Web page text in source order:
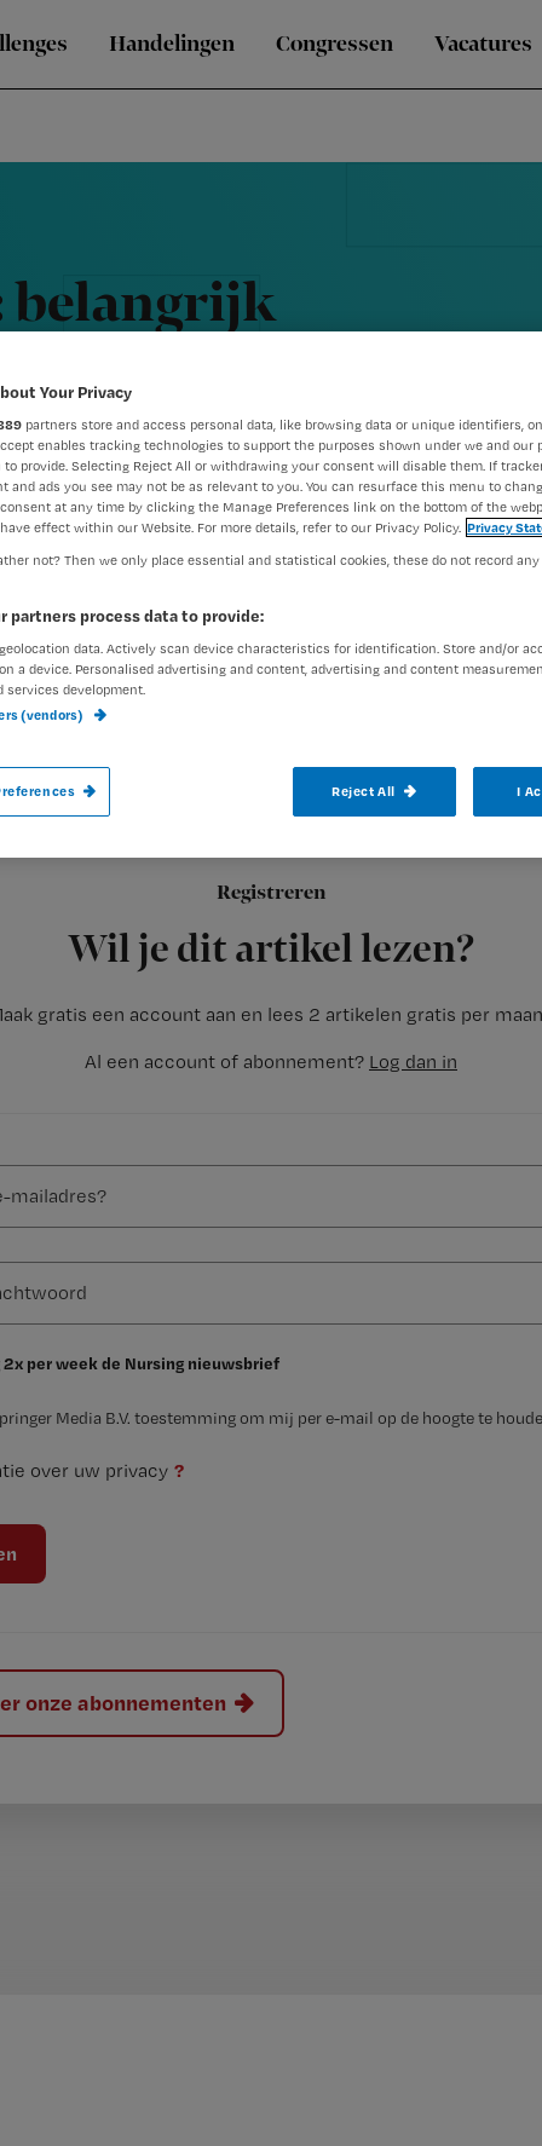
Handelingen Congressen Vacatures
belangrijk
Registreren
Wil je dit artikel lezen?
gratis een account aan en lees 2 artikelen gratis per
Al een account of abonnement? Log dan in
2x per week de Nursing nieuwsbrief
Media B.V. toestemming om mij per e-mail op de hoogte te
over uw privacy ?
onze abonnementen
In de Tweede Kamer is in 2009 een wetsvoorstel
Your Privacy
partners store and access personal data, like browsing data or unique identifiers,
enables tracking technologies to support the purposes shown under we and our
to provide. Selecting Reject All or withdrawing your consent will disable them. If
and ads you see may not be as relevant to you. You can resurface this menu to
at any time by clicking the Manage Preferences link on the bottom of the
effect within our Website. For more details, refer to our Privacy Policy. Privacy
not? Then we only place essential and statistical cookies, these do not record
partners process data to provide:
data. Actively scan device characteristics for identification. Store and/or
a device. Personalised advertising and content, advertising and content
services development.
(vendors)
Reject All I